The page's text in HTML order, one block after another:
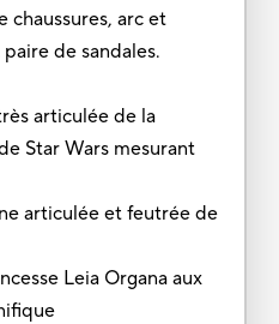
chaussures, arc et
de sandales.
articulée de la
Star Wars mesurant
articulée et feutrée de
Leia Organa aux